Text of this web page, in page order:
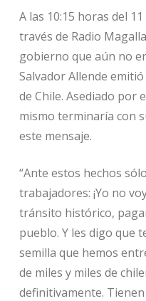
A las 10:15 horas del
través de Radio
gobierno que aún no
Salvador Allende
de Chile. Asediado por
mismo terminaría con
este mensaje.
“Ante estos hechos
trabajadores: ¡Yo no
tránsito histórico,
pueblo. Y les digo que
semilla que hemos
de miles y miles de
definitivamente.